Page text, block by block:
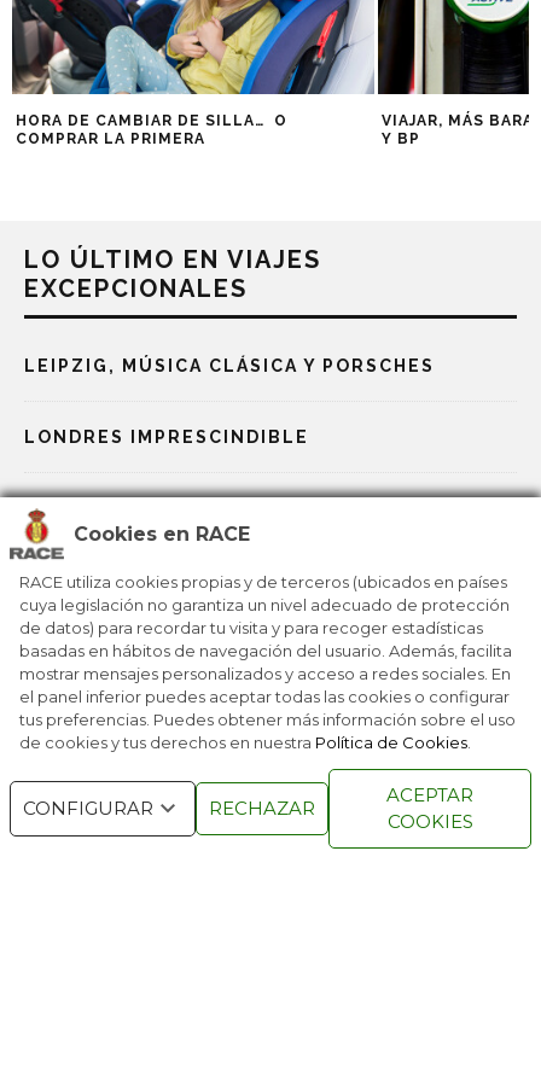
Cookies en RACE
RACE utiliza cookies propias y de terceros (ubicados en países
cuya legislación no garantiza un nivel adecuado de protección
de datos) para recordar tu visita y para recoger estadísticas
basadas en hábitos de navegación del usuario. Además, facilita
mostrar mensajes personalizados y acceso a redes sociales. En
el panel inferior puedes aceptar todas las cookies o configurar
tus preferencias. Puedes obtener más información sobre el uso
de cookies y tus derechos en nuestra Política de Cookies
CONFIGURAR RECHAZAR
ACEPTAR
COOKIES
HORA DE CAMBIAR DE SILLA… O
COMPRAR LA PRIMERA
VIAJAR, MÁS
Y BP
LO ÚLTIMO EN VIAJES
EXCEPCIONALES
LEIPZIG, MÚSICA CLÁSICA Y PORSCHES
LONDRES IMPRESCINDIBLE
LA AVENTURA DE KENIA Y EL LAGO TURKANA
DESCUBRIR LA PODEROSA VARSOVIA
REPÚBLICA DOMINICANA, LA REINA CARIBEÑA
TODOS LOS DERECHOS
RESERVADOS